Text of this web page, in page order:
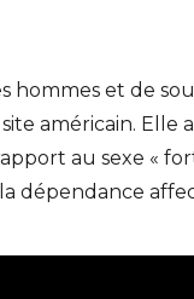
hommes et de
américain. Elle
au sexe «
dépendance